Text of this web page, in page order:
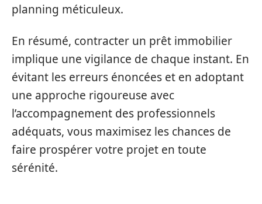
planning méticuleux.
En résumé, contracter un prêt immobilier
implique une vigilance de chaque instant. En
évitant les erreurs énoncées et en adoptant
une approche rigoureuse avec
l’accompagnement des professionnels
adéquats, vous maximisez les chances de
faire prospérer votre projet en toute
sérénité.